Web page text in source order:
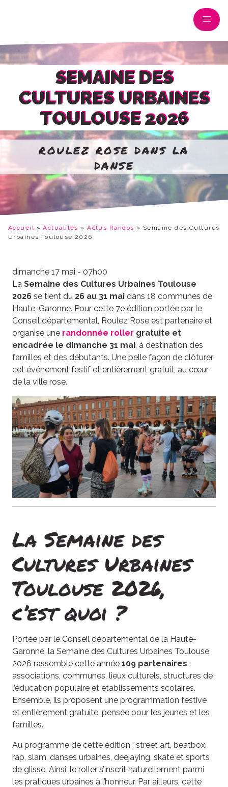
SEMAINE DES
CULTURES URBAINES
TOULOUSE 2026
roulez rose dans la
danse
Accueil »Actualités »Actus Randos » Semaine des Cultures
Urbaines Toulouse 2026
dimanche 17 mai - 07h00
La Semaine des Cultures Urbaines Toulouse
2026 se tient du 26 au 31 mai dans 18 communes de
Haute-Garonne. Pour cette 7e édition portée par le
Conseil départemental, Roulez Rose est partenaire et
organise une randonnée roller gratuite et
encadrée le dimanche 31 mai, à destination des
familles et des débutants. Une belle façon de clôturer
cet événement festif et entièrement gratuit, au cœur
de la ville rose.
La Semaine des
Cultures Urbaines
Toulouse 2026,
c’est quoi ?
Portée par le Conseil départemental de la Haute-
Garonne, la Semaine des Cultures Urbaines Toulouse
2026 rassemble cette année 109 partenaires :
associations, communes, lieux culturels, structures de
l’éducation populaire et établissements scolaires.
Ensemble, ils proposent une programmation festive
et entièrement gratuite, pensée pour les jeunes et les
familles.
Au programme de cette édition : street art, beatbox,
rap, slam, danses urbaines, deejaying, skate et sports
de glisse. Ainsi, le roller s’inscrit naturellement parmi
les pratiques urbaines à l’honneur. Par ailleurs, cette